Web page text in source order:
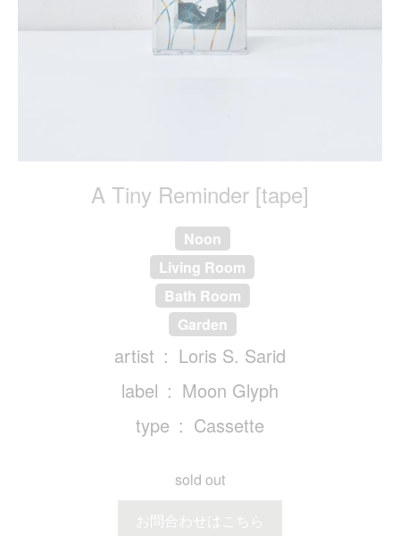
A Tiny Reminder [tape]
Noon
Living Room
Bath Room
Garden
artist
Loris S. Sarid
label
Moon Glyph
type
Cassette
sold out
お問合わせはこちら